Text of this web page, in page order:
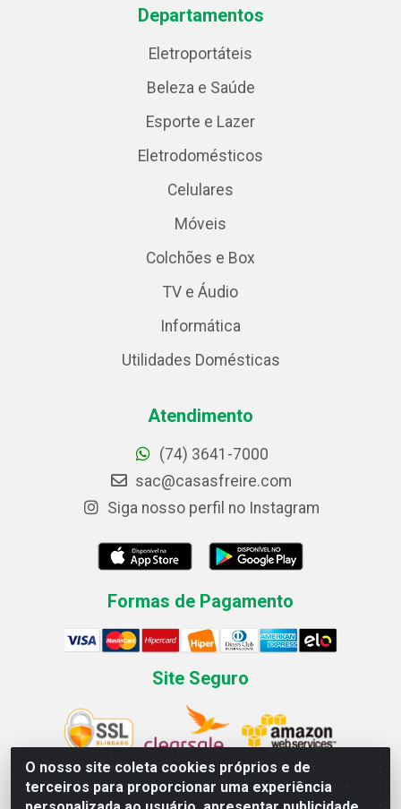
O nosso site coleta cookies próprios e de
terceiros para proporcionar uma experiência
Departamentos
Eletroportáteis
Beleza e Saúde
Esporte e Lazer
Eletrodomésticos
Celulares
Móveis
Colchões e Box
TV e Áudio
Informática
Utilidades Domésticas
Atendimento
(74) 3641-7000
sac@casasfreire.com
Siga nosso perfil no Instagram
Formas de Pagamento
Site Seguro